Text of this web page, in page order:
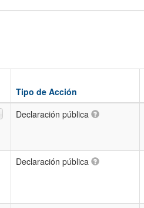
Tipo de Acción
Declaración pública
Declaración pública